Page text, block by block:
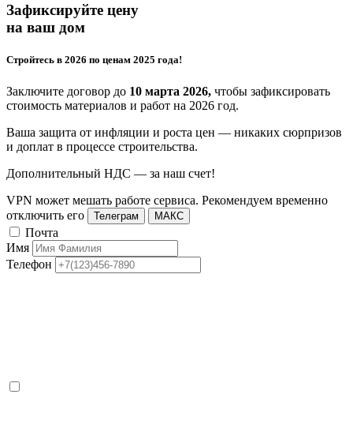
Зафиксируйте цену
на ваш дом
Стройтесь в 2026 по ценам 2025 года!
Заключите договор до 10 марта 2026, чтобы зафиксировать
стоимость материалов и работ на 2026 год.
Ваша защита от инфляции и роста цен — никаких сюрпризов
и доплат в процессе строительства.
Дополнительный НДС — за наш счет!
VPN может мешать работе сервиса. Рекомендуем временно
отключить его
Телеграм МАКС
Почта
Имя
Телефон